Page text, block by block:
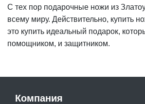
С тех пор подарочные ножи из
всему миру. Действительно, купить
это купить идеальный подарок,
помощником, и защитником.
Компания